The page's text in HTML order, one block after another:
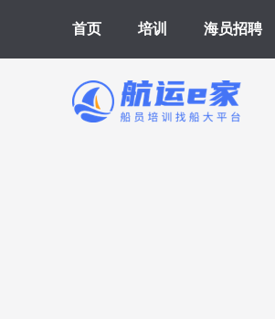
首页 培训 海员招聘